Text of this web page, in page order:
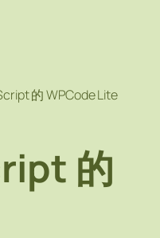
的 WPCode Lite
的